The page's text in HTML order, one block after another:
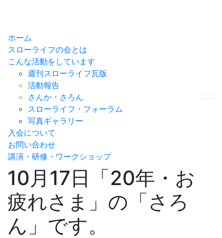
ホーム
スローライフの会とは
こんな活動をしています
週刊スローライフ瓦版
活動報告
さんか・さろん
スローライフ・フォーラム
写真ギャラリー
入会について
お問い合わせ
講演・研修・ワークショップ
10月17日「20年・お
疲れさま」の「さろ
ん」です。